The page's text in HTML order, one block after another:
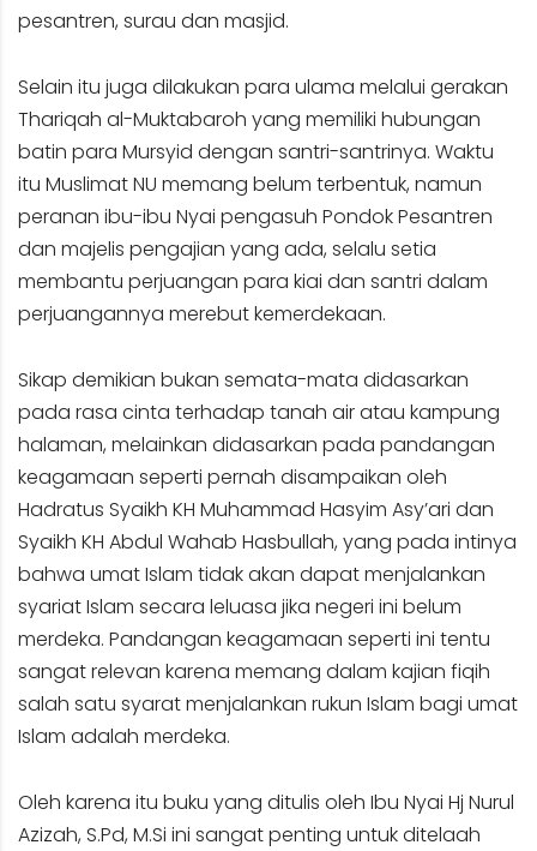
pesantren, surau dan masjid.
Selain itu juga dilakukan para ulama melalui gerakan
Thariqah al-Muktabaroh yang memiliki hubungan
batin para Mursyid dengan santri-santrinya. Waktu
itu Muslimat NU memang belum terbentuk, namun
peranan ibu-ibu Nyai pengasuh Pondok Pesantren
dan majelis pengajian yang ada, selalu setia
membantu perjuangan para kiai dan santri dalam
perjuangannya merebut kemerdekaan.
Sikap demikian bukan semata-mata didasarkan
pada rasa cinta terhadap tanah air atau kampung
halaman, melainkan didasarkan pada pandangan
keagamaan seperti pernah disampaikan oleh
Hadratus Syaikh KH Muhammad Hasyim Asy’ari dan
Syaikh KH Abdul Wahab Hasbullah, yang pada intinya
bahwa umat Islam tidak akan dapat menjalankan
syariat Islam secara leluasa jika negeri ini belum
merdeka. Pandangan keagamaan seperti ini tentu
sangat relevan karena memang dalam kajian fiqih
salah satu syarat menjalankan rukun Islam bagi umat
Islam adalah merdeka.
Oleh karena itu buku yang ditulis oleh Ibu Nyai Hj Nurul
Azizah, S.Pd, M.Si ini sangat penting untuk ditelaah